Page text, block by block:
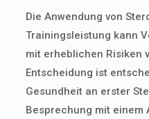
Die Anwendung von
Trainingsleistung kann
mit erheblichen Risiken
Entscheidung ist
Gesundheit an erster
Besprechung mit einem